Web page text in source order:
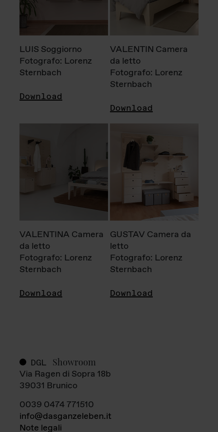
LUIS Soggiorno
Fotografo: Lorenz
Sternbach
Download
VALENTIN Camera
da letto
Fotografo: Lorenz
Sternbach
Download
VALENTINA Camera
da letto
Fotografo: Lorenz
Sternbach
Download
GUSTAV Camera da
letto
Fotografo: Lorenz
Sternbach
Download
DGL Showroom
Via Ragen di Sopra 18b
39031 Brunico
0039 0474 771510
info@dasganzeleben.it
Note legali